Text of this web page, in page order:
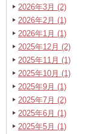
2026年3月 (2)
2026年2月 (1)
2026年1月 (1)
2025年12月 (2)
2025年11月 (1)
2025年10月 (1)
2025年9月 (1)
2025年7月 (2)
2025年6月 (1)
2025年5月 (1)